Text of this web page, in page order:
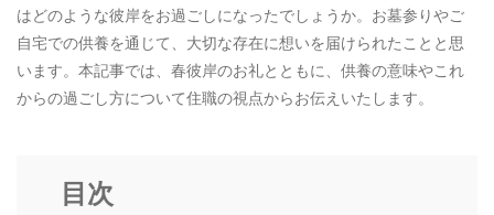
はどのような彼岸をお過ごしになったでしょうか。お墓参りやご
自宅での供養を通じて、大切な存在に想いを届けられたことと思
います。本記事では、春彼岸のお礼とともに、供養の意味やこれ
からの過ごし方について住職の視点からお伝えいたします。
目次